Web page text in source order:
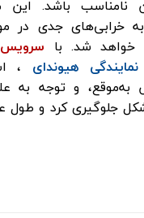
نامناسب باشد.
خرابی‌های جدی در
خواهد شد. با
نمایندگی هیوندای ،
به‌موقع، و توجه به
جلوگیری کرد و طول